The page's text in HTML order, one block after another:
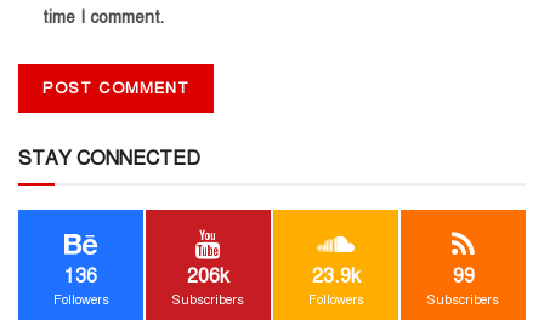
time I comment.
STAY CONNECTED
136
Followers
206k
Subscribers
23.9k
Followers
99
Subscribers